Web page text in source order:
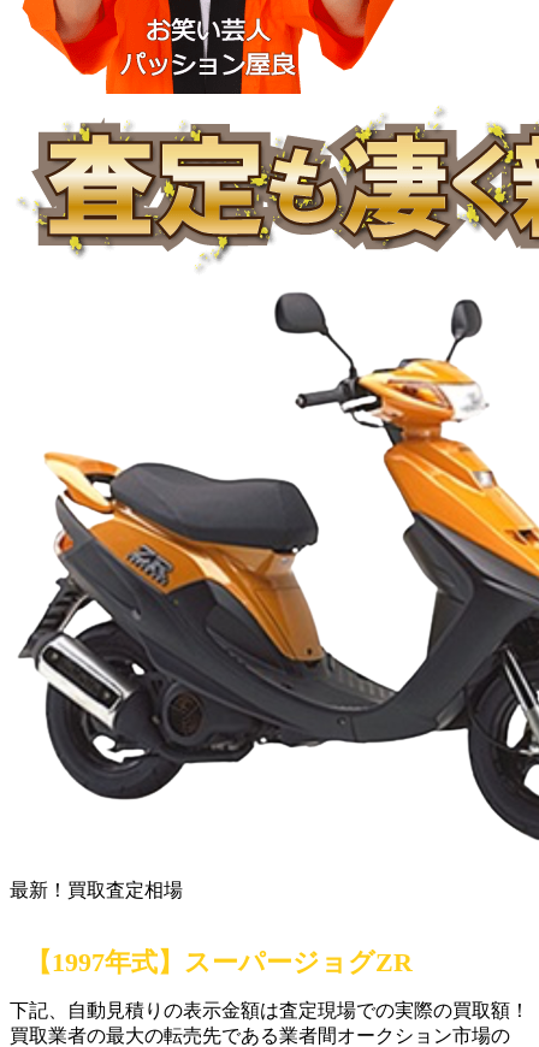
最新！買取査定相場
【1997年式】スーパージョグZR
下記、自動見積りの表示金額は査定現場での実際の買取額！
買取業者の最大の転売先である業者間オークション市場の